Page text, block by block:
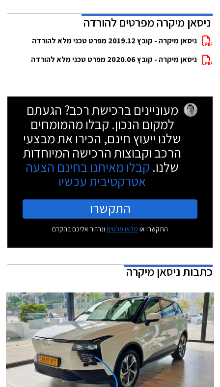
ניסאן מיקרה מפרטים להורדה
ניסאן מיקרה - קובץ 2019.12 מפרט טכני מלא להורדה
ניסאן מיקרה - קובץ 2020.06 מפרט טכני מלא להורדה
מעוניינים ברכישת רכב? הגעתם
למקום הנכון. קבלו מהמומחים
שלנו ייעוץ חינם, הכירו את מבצעי
הרכב וקבוצות הרכישה המיוחדות
שלנו. קבלו מאיתנו בחינם הצעה
אטרקטיבית עכשיו
התקשרו
התקשרו או מלאו פרטים ונחזור אליכם בהקדם
כתבותניסאן מיקרה